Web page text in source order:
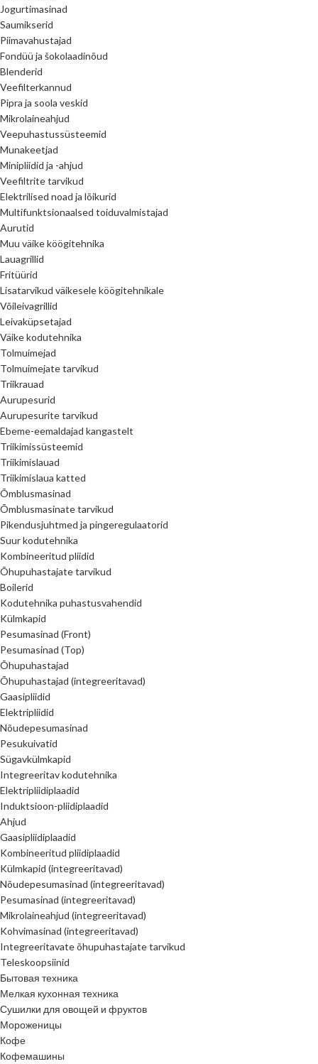
Jogurtimasinad
Saumikserid
Piimavahustajad
Fondüü ja šokolaadinõud
Blenderid
Veefilterkannud
Pipra ja soola veskid
Mikrolaineahjud
Veepuhastussüsteemid
Munakeetjad
Minipliidid ja -ahjud
Veefiltrite tarvikud
Elektrilised noad ja lõikurid
Multifunktsionaalsed toiduvalmistajad
Aurutid
Muu väike köögitehnika
Lauagrillid
Fritüürid
Lisatarvikud väikesele köögitehnikale
Võileivagrillid
Leivaküpsetajad
Väike kodutehnika
Tolmuimejad
Tolmuimejate tarvikud
Triikrauad
Aurupesurid
Aurupesurite tarvikud
Ebeme-eemaldajad kangastelt
Triikimissüsteemid
Triikimislauad
Triikimislaua katted
Õmblusmasinad
Õmblusmasinate tarvikud
Pikendusjuhtmed ja pingeregulaatorid
Suur kodutehnika
Kombineeritud pliidid
Õhupuhastajate tarvikud
Boilerid
Kodutehnika puhastusvahendid
Külmkapid
Pesumasinad (Front)
Pesumasinad (Top)
Õhupuhastajad
Õhupuhastajad (integreeritavad)
Gaasipliidid
Elektripliidid
Nõudepesumasinad
Pesukuivatid
Sügavkülmkapid
Integreeritav kodutehnika
Elektripliidiplaadid
Induktsioon-pliidiplaadid
Ahjud
Gaasipliidiplaadid
Kombineeritud pliidiplaadid
Külmkapid (integreeritavad)
Nõudepesumasinad (integreeritavad)
Pesumasinad (integreeritavad)
Mikrolaineahjud (integreeritavad)
Kohvimasinad (integreeritavad)
Integreeritavate õhupuhastajate tarvikud
Teleskoopsiinid
Бытовая техника
Мелкая кухонная техника
Сушилки для овощей и фруктов
Мороженицы
Кофе
Кофемашины